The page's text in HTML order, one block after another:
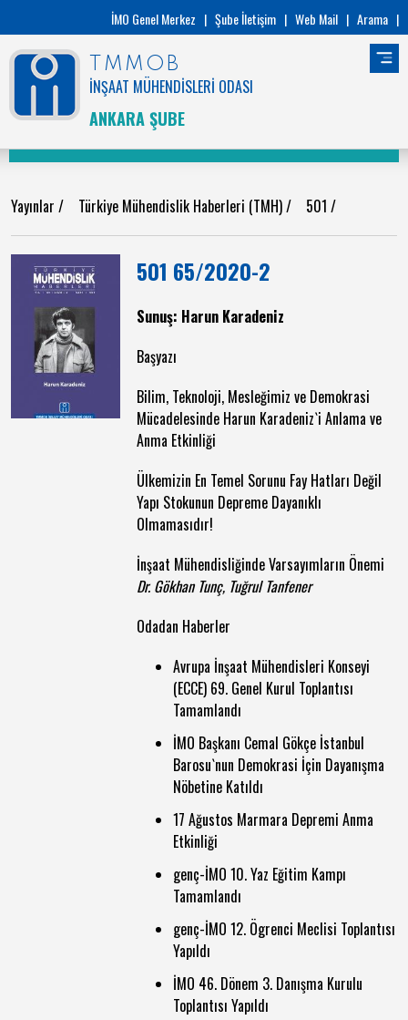
İMO Genel Merkez | Şube İletişim | Web Mail | Arama |
TMMOB
İNŞAAT MÜHENDİSLERİ ODASI
ANKARA ŞUBE
Yayınlar / Türkiye Mühendislik Haberleri (TMH)/ 501 /
501 65/2020-2
Sunuş: Harun Karadeniz
Başyazı
Bilim, Teknoloji, Mesleğimiz ve Demokrasi
Mücadelesinde Harun Karadeniz`i Anlama ve
Anma Etkinliği
Ülkemizin En Temel Sorunu Fay Hatları Değil
Yapı Stokunun Depreme Dayanıklı
Olmamasıdır!
İnşaat Mühendisliğinde Varsayımların Önemi
Dr. Gökhan Tunç, Tuğrul Tanfener
Odadan Haberler
Avrupa İnşaat Mühendisleri Konseyi
(ECCE) 69. Genel Kurul Toplantısı
Tamamlandı
İMO Başkanı Cemal Gökçe İstanbul
Barosu`nun Demokrasi İçin Dayanışma
Nöbetine Katıldı
17 Ağustos Marmara Depremi Anma
Etkinliği
genç-İMO 10. Yaz Eğitim Kampı
Tamamlandı
genç-İMO 12. Ögrenci Meclisi Toplantısı
Yapıldı
İMO 46. Dönem 3. Danışma Kurulu
Toplantısı Yapıldı